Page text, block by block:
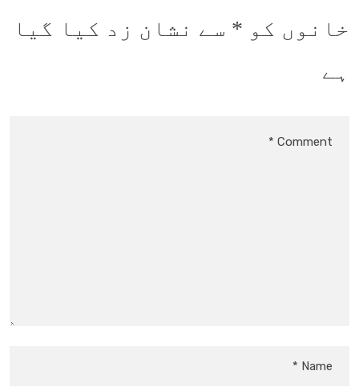
خانوں کو * سے نشان زد کیا گیا
ہے